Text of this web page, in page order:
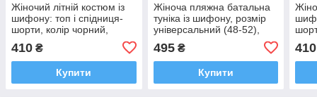
Жіночий літній костюм із
шифону: топ і спідниця-
шорти, колір чорний,
розмір універсальний (42-
48)
410 ₴
Купити
Жіноча пляжна батальна
туніка із шифону, розмір
універсальний (48-52),
495₴
Купити
48)
410